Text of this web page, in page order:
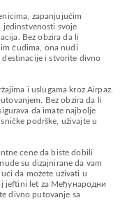
zapanjujućim
jedinstvenosti svoje
Bez obzira da li
čudima, ona nudi
destinacije i stvorite divno
i uslugama kroz Airpaz.
Bez obzira da li
da imate najbolje
podrške, uživajte u
cene da biste dobili
su dizajnirane da vam
da možete uživati u
jeftini let za Међународни
divno putovanje sa